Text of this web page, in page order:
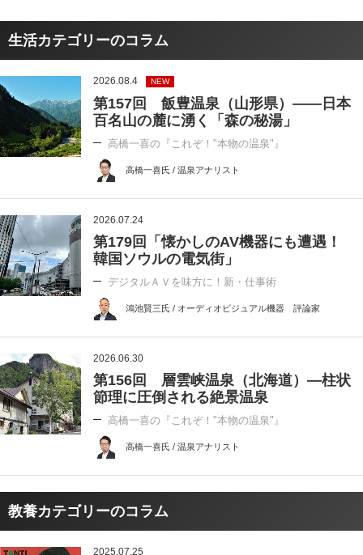
生活カテゴリーのコラム
2026.08.4 NEW
第157回 飯豊温泉（山形県）――日本
百名山の麓に湧く「森の秘湯」
高橋一喜の『これぞ！"本物の温泉"』
高橋一喜氏 / 温泉アナリスト
2026.07.24
第179回「懐かしのAV機器にも遭遇！
韓国ソウルの電気街」
デジタルＡＶを味方に！新・仕事術
鴻池賢三氏 / オーディオビジュアル機器 評論家
2026.06.30
第156回 層雲峡温泉（北海道）―柱状
節理に圧倒される絶景温泉
高橋一喜の『これぞ！"本物の温泉"』
高橋一喜氏 / 温泉アナリスト
教養カテゴリーのコラム
2025.07.25